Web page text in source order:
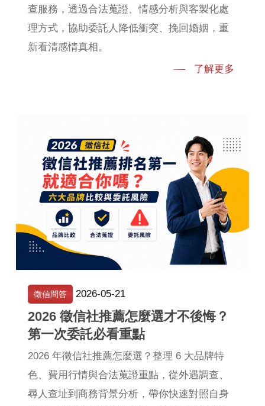
查服務，透過合法蒐證、情感分析與客製化處
理方式，協助委託人降低衝突、挽回婚姻，重
新看清感情真相。
了解更多
徵信問答 2026-05-21
2026 徵信社推薦怎麼選才不後悔？
第一次委託必看重點
2026 年徵信社推薦怎麼選？整理 6 大品牌特
色、費用行情與合法蒐證重點，從外遇調查、
尋人查址到商務背景分析，帶你快速對照自身